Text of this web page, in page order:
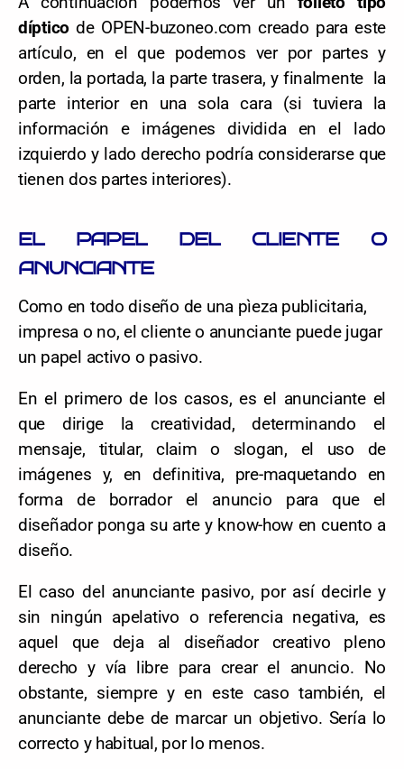
díptico de OPEN-buzoneo.com creado para este
artículo, en el que podemos ver por partes y
orden, la portada, la parte trasera, y finalmente la
parte interior en una sola cara (si tuviera la
información e imágenes dividida en el lado
izquierdo y lado derecho podría considerarse que
tienen dos partes interiores).
EL PAPEL DEL CLIENTE O
ANUNCIANTE
Como en todo diseño de una pìeza publicitaria,
impresa o no, el cliente o anunciante puede jugar
un papel activo o pasivo.
En el primero de los casos, es el anunciante el
que dirige la creatividad, determinando el
mensaje, titular, claim o slogan, el uso de
imágenes y, en definitiva, pre-maquetando en
forma de borrador el anuncio para que el
diseñador ponga su arte y know-how en cuento a
diseño.
El caso del anunciante pasivo, por así decirle y
sin ningún apelativo o referencia negativa, es
aquel que deja al diseñador creativo pleno
derecho y vía libre para crear el anuncio. No
obstante, siempre y en este caso también, el
anunciante debe de marcar un objetivo. Sería lo
correcto y habitual, por lo menos.